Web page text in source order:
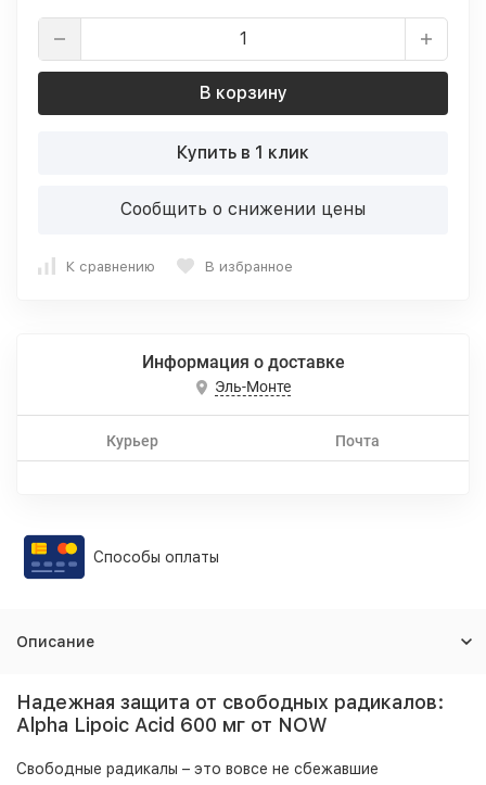
В корзину
Купить в 1 клик
Сообщить о снижении цены
К сравнению В избранное
Информация о доставке
Эль-Монте
Курьер Почта
Способы оплаты
Описание
Надежная защита от свободных радикалов:
Alpha Lipoic Acid 600 мг от NOW
Свободные радикалы – это вовсе не сбежавшие